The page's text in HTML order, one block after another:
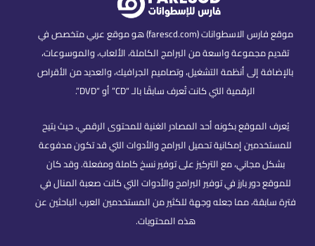
موقع فارس الاسطوانات (farescd.com) هو موقع عربي متخصص في
تقديم مجموعة واسعة من البرامج الكاملة، الألعاب، والموسوعات،
بالإضافة إلى أنظمة التشغيل، وتصاميم الجرافيك، والعديد من الأقراص
الرقمية التي كانت تُعرف سابقًا بالـ “CD” أو “DVD”.
يُعرف الموقع بكونه أحد المصادر الغنية للمحتوى الرقمي، حيث يتيح
للمستخدمين إمكانية تحميل البرامج والأدوات التي قد تكون مدفوعة
بشكل مجاني، مع التركيز على توفير نسخ كاملة ومفعلة. وقد كان
للموقع دور بارز في توفير البرامج والأدوات التي كانت صعبة المنال في
فترة سابقة، مما جعله وجهة للكثير من المستخدمين العرب الباحثين عن
هذه المحتويات.